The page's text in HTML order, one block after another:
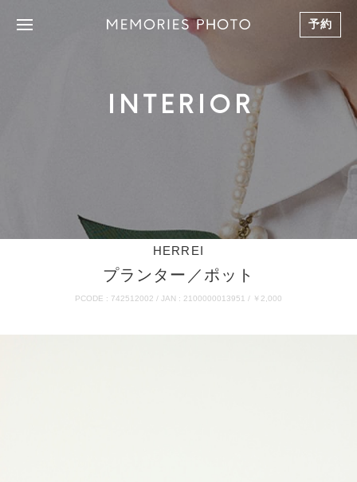
予約
INTERIOR
HERREI
プランター／ポット
PCODE : 742512002 / JAN : 2100000013951 / ￥2,000